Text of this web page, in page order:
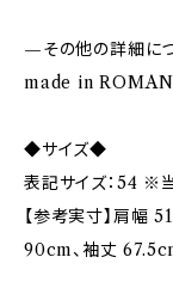
—その他の詳細に
made in
◆サイズ◆
表記サイズ：54 ※
【参考実寸】肩幅
90cm、袖丈